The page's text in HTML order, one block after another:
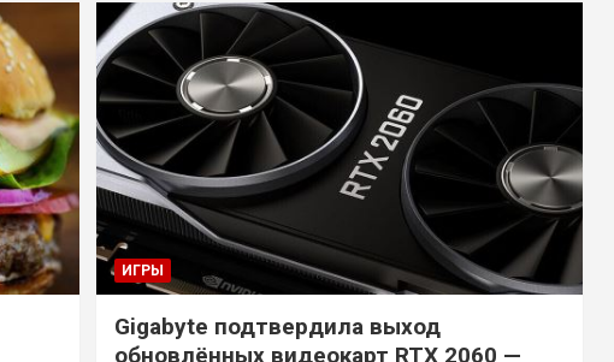
ИГРЫ
Gigabyte подтвердила выход
обновлённых видеокарт RTX 2060 —